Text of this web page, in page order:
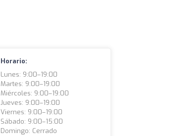
Horario:
Lunes: 9:00–19:00
Martes: 9:00–19:00
Miércoles: 9:00–19:00
Jueves: 9:00–19:00
Viernes: 9:00–19:00
Sábado: 9:00–15:00
Domingo: Cerrado